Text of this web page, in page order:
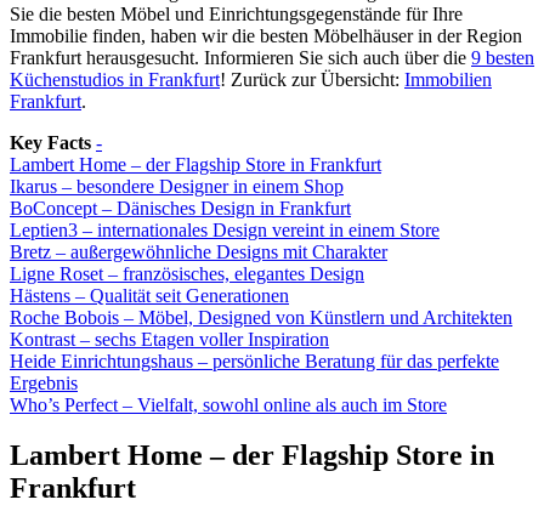
Sie die besten Möbel und Einrichtungsgegenstände für Ihre
Immobilie finden, haben wir die besten Möbelhäuser in der Region
Frankfurt herausgesucht. Informieren Sie sich auch über die 9 besten
Küchenstudios in Frankfurt! Zurück zur Übersicht: Immobilien
Frankfurt.
Key Facts -
Lambert Home – der Flagship Store in Frankfurt
Ikarus – besondere Designer in einem Shop
BoConcept – Dänisches Design in Frankfurt
Leptien3 – internationales Design vereint in einem Store
Bretz – außergewöhnliche Designs mit Charakter
Ligne Roset – französisches, elegantes Design
Hästens – Qualität seit Generationen
Roche Bobois – Möbel, Designed von Künstlern und Architekten
Kontrast – sechs Etagen voller Inspiration
Heide Einrichtungshaus – persönliche Beratung für das perfekte
Ergebnis
Who’s Perfect – Vielfalt, sowohl online als auch im Store
Lambert Home – der Flagship Store in
Frankfurt